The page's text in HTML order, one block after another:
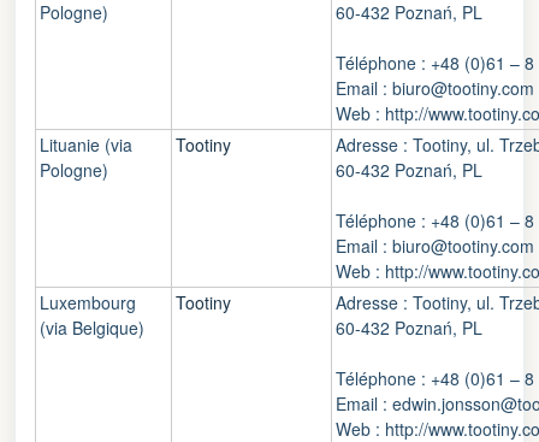
Pologne) 60-432 Poznań, PL
Téléphone : +48 (0)61 –
Email : biuro@tootiny.com
Web : http://
Lituanie (via
Pologne)
Tootiny
Adresse : Tootiny, ul.
60-432 Poznań, PL
Téléphone : +48 (0)61 –
Email : biuro@tootiny.com
Web : http://
Luxembourg
(via Belgique)
Tootiny
Adresse : Tootiny, ul.
60-432 Poznań, PL
Téléphone : +48 (0)61 –
Email :
Web : http://